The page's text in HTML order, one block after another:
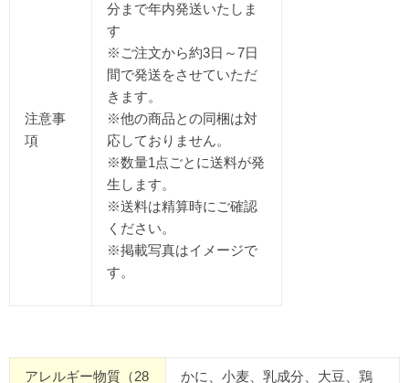
注意事
項
分まで年内発送いたしま
す
※ご注文から約3日～7日
間で発送をさせていただ
きます。
※他の商品との同梱は対
応しておりません。
※数量1点ごとに送料が発
生します。
※送料は精算時にご確認
ください。
※掲載写真はイメージで
す。
アレルギー物質（28 かに、小麦、乳成分、大豆、鶏